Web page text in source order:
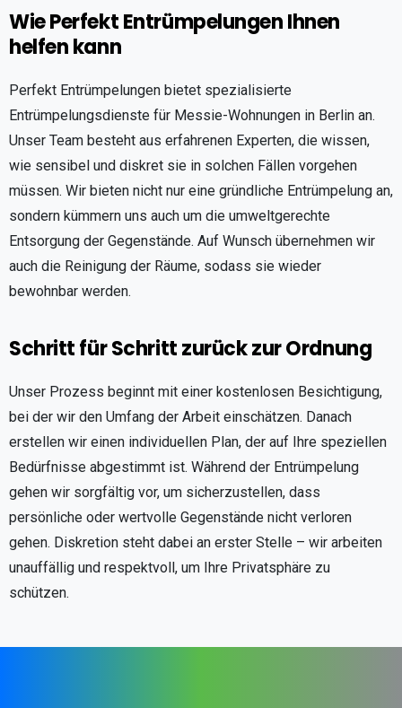
Wie Perfekt Entrümpelungen Ihnen
helfen kann
Perfekt Entrümpelungen bietet spezialisierte
Entrümpelungsdienste für Messie-Wohnungen in Berlin an.
Unser Team besteht aus erfahrenen Experten, die wissen,
wie sensibel und diskret sie in solchen Fällen vorgehen
müssen. Wir bieten nicht nur eine gründliche Entrümpelung an,
sondern kümmern uns auch um die umweltgerechte
Entsorgung der Gegenstände. Auf Wunsch übernehmen wir
auch die Reinigung der Räume, sodass sie wieder
bewohnbar werden.
Schritt für Schritt zurück zur Ordnung
Unser Prozess beginnt mit einer kostenlosen Besichtigung,
bei der wir den Umfang der Arbeit einschätzen. Danach
erstellen wir einen individuellen Plan, der auf Ihre speziellen
Bedürfnisse abgestimmt ist. Während der Entrümpelung
gehen wir sorgfältig vor, um sicherzustellen, dass
persönliche oder wertvolle Gegenstände nicht verloren
gehen. Diskretion steht dabei an erster Stelle – wir arbeiten
unauffällig und respektvoll, um Ihre Privatsphäre zu
schützen.